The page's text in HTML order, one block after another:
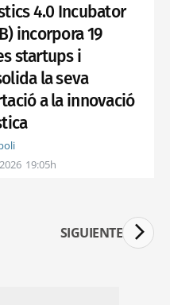
4.0 Incubator
incorpora 19
startups i
la seva
a la innovació
19:05h
SIGUIENTE